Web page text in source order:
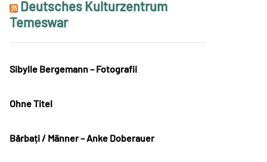
Deutsches Kulturzentrum
Temeswar
Sibylle Bergemann – Fotografii
Ohne Titel
Bărbați / Männer – Anke Doberauer